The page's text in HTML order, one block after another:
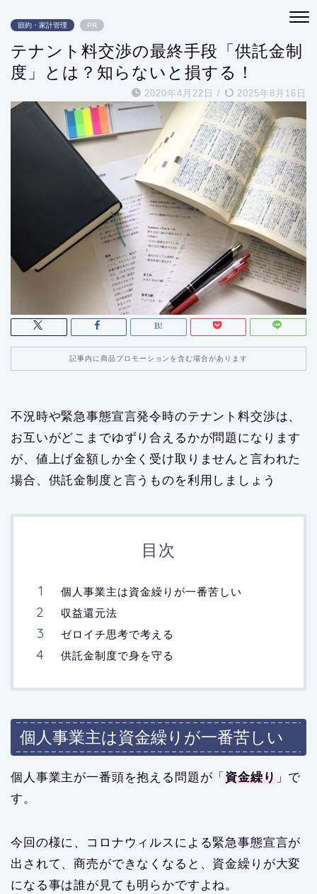
節約・家計管理 PR
テナント料交渉の最終手段「供託金制
度」とは？知らないと損する！
2020年4月22日 / 2025年8月16日
記事内に商品プロモーションを含む場合があります
不況時や緊急事態宣言発令時のテナント料交渉は、
お互いがどこまでゆずり合えるかが問題になります
が、値上げ金額しか全く受け取りませんと言われた
場合、供託金制度と言うものを利用しましょう
目次
個人事業主は資金繰りが一番苦しい
収益還元法
ゼロイチ思考で考える
供託金制度で身を守る
個人事業主は資金繰りが一番苦しい
個人事業主が一番頭を抱える問題が「 資金繰り 」で
す。
今回の様に、コロナウィルスによる緊急事態宣言が
出されて、商売ができなくなると、資金繰りが大変
になる事は誰が見ても明らかですよね。